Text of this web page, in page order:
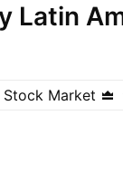
Latin
Stock Market